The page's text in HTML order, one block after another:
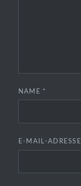
NAME *
E-MAIL-ADRESSE